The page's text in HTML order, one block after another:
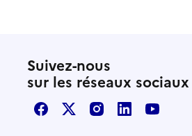
Suivez-nous
sur les réseaux sociaux
FacebookX / TwitterInstagram
LinkedInYoutube